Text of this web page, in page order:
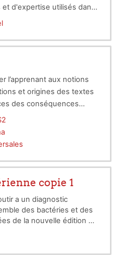
d'expertise utilisés dans
et dans les centres
pourra entre autre
prises par microscopie
et connaitre les
séparation et
molécules
l’apprenant aux notions
et origines des textes
des conséquences
présenter les aspects et
par la biologie et
recommandées :
et réglementations et
contenus de la
un texte de loi et
droit (introduction au
algérienne
copie 1
a un diagnostic
des bactéries et des
de la nouvelle édition du
de détermination